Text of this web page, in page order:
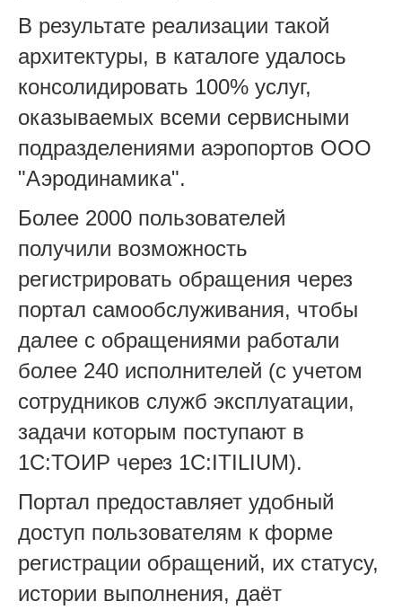
В результате реализации такой
архитектуры, в каталоге удалось
консолидировать 100% услуг,
оказываемых всеми сервисными
подразделениями аэропортов ООО
"Аэродинамика".
Более 2000 пользователей
получили возможность
регистрировать обращения через
портал самообслуживания, чтобы
далее с обращениями работали
более 240 исполнителей (с учетом
сотрудников служб эксплуатации,
задачи которым поступают в
1С:ТОИР через 1С:ITILIUM).
Портал предоставляет удобный
доступ пользователям к форме
регистрации обращений, их статусу,
истории выполнения, даёт